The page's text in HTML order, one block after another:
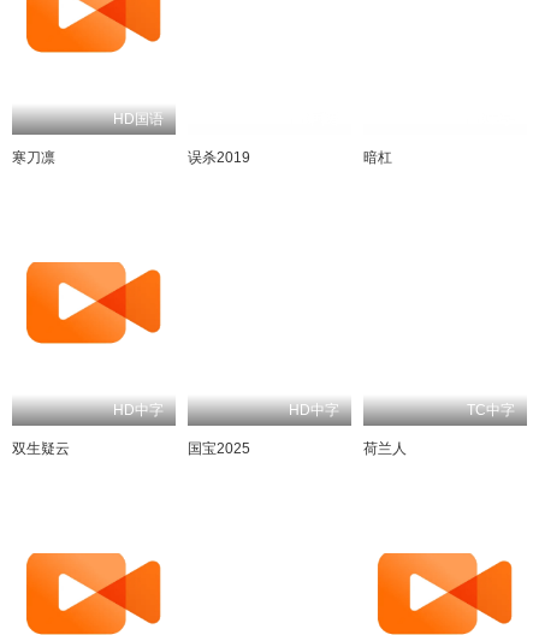
HD国语
寒刀凛 误杀2019 暗杠
HD中字
双生疑云
HD中字
国宝2025
TC中字
荷兰人